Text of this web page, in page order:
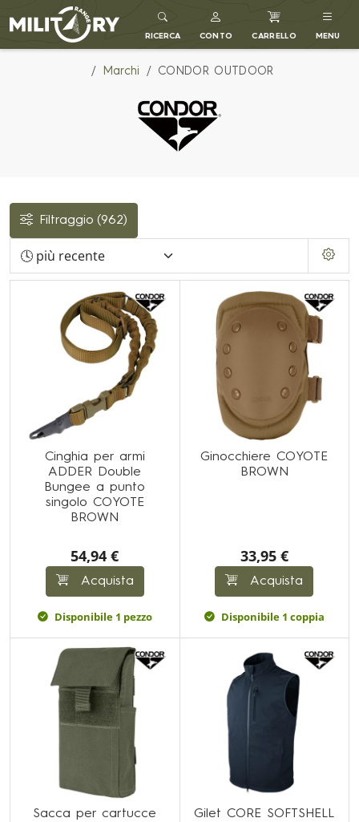
MILITARY RANGE IT
RICERCA CONTO CARRELLO MENU
Marchi CONDOR OUTDOOR
Filtraggio (962)
Cinghia per armi
ADDER Double
Bungee a punto
singolo COYOTE
BROWN
54,94 €
Acquista
Disponibile 1 pezzo
Ginocchiere COYOTE
BROWN
33,95 €
Acquista
Disponibile 1 coppia
Sacca per cartucce
Gilet CORE SOFTSHELL